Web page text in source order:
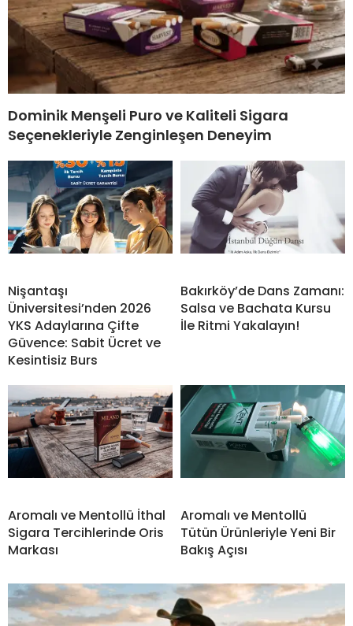
Dominik Menşeli Puro ve Kaliteli Sigara
Seçenekleriyle Zenginleşen Deneyim
Nişantaşı
Üniversitesi’nden 2026
YKS Adaylarına Çifte
Güvence: Sabit Ücret ve
Kesintisiz Burs
Bakırköy’de Dans Zamanı:
Salsa ve Bachata Kursu
İle Ritmi Yakalayın!
Aromalı ve Mentollü İthal
Sigara Tercihlerinde Oris
Markası
Aromalı ve Mentollü
Tütün Ürünleriyle Yeni Bir
Bakış Açısı